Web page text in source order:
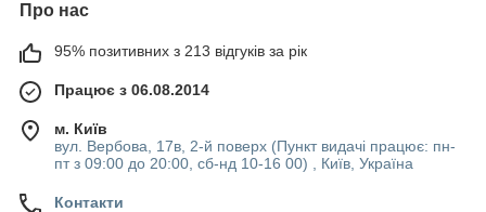
Про нас
95% позитивних з 213 відгуків за рік
Працює з 06.08.2014
м. Київ
вул. Вербова, 17в, 2-й поверх (Пункт видачі працює: пн-
пт з 09:00 до 20:00, сб-нд 10-16 00) , Київ, Україна
Контакти